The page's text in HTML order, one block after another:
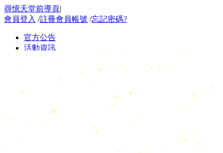
尋憶天堂前導頁|
會員登入 /註冊會員帳號 /忘記密碼?